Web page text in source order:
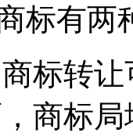
标有两
标转
商标